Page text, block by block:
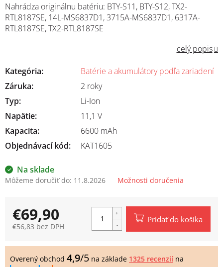
Na sklade
Môžeme doručiť do: 11.8.2026 Možnosti doručenia
Nahrádza originálnu batériu: BTY-S11, BTY-S12, TX2-
RTL8187SE, 14L-MS6837D1, 3715A-MS6837D1, 6317A-
RTL8187SE, TX2-RTL8187SE
celý popis
Kategória:
Batérie a akumulátory podľa zariadení
Záruka:
2 roky
Typ:
Li-Ion
Napätie:
11,1 V
Kapacita:
6600 mAh
Objednávací kód:
KAT1605
€69,90
€56,83 bez DPH
cena:
Pridať do košíka
Overený obchod 4,9/5 na základe 1325 recenzií na